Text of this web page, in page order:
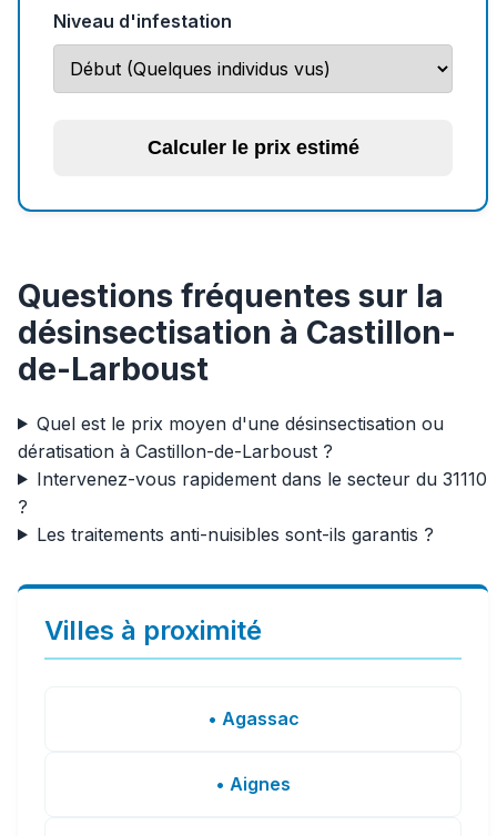
Niveau d'infestation
Calculer le prix estimé
Questions fréquentes sur la
désinsectisation à Castillon-
de-Larboust
Quel est le prix moyen d'une désinsectisation ou
dératisation à Castillon-de-Larboust ?
Intervenez-vous rapidement dans le secteur du 31110
?
Les traitements anti-nuisibles sont-ils garantis ?
Villes à proximité
• Agassac
• Aignes